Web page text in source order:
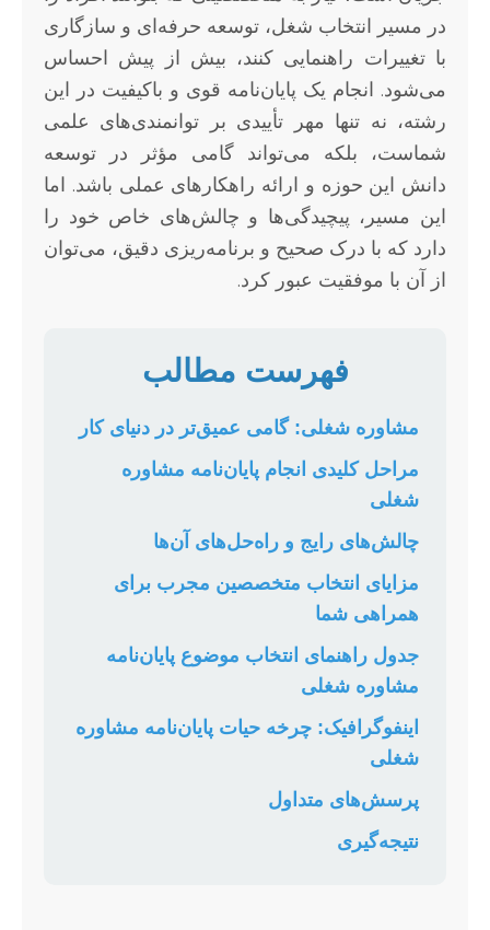
در مسیر انتخاب شغل، توسعه حرفه‌ای و سازگاری
با تغییرات راهنمایی کنند، بیش از پیش احساس
می‌شود. انجام یک پایان‌نامه قوی و باکیفیت در این
رشته، نه تنها مهر تأییدی بر توانمندی‌های علمی
شماست، بلکه می‌تواند گامی مؤثر در توسعه
دانش این حوزه و ارائه راهکارهای عملی باشد. اما
این مسیر، پیچیدگی‌ها و چالش‌های خاص خود را
دارد که با درک صحیح و برنامه‌ریزی دقیق، می‌توان
از آن با موفقیت عبور کرد.
فهرست مطالب
مشاوره شغلی: گامی عمیق‌تر در دنیای کار
مراحل کلیدی انجام پایان‌نامه مشاوره
شغلی
چالش‌های رایج و راه‌حل‌های آن‌ها
مزایای انتخاب متخصصین مجرب برای
همراهی شما
جدول راهنمای انتخاب موضوع پایان‌نامه
مشاوره شغلی
اینفوگرافیک: چرخه حیات پایان‌نامه مشاوره
شغلی
پرسش‌های متداول
نتیجه‌گیری